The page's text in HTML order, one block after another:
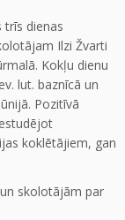
trīs dienas
Ilzi Žvarti
Kokļu dienu
lut. baznīcā un
Pozitīvā
koklētājiem, gan
skolotājām par